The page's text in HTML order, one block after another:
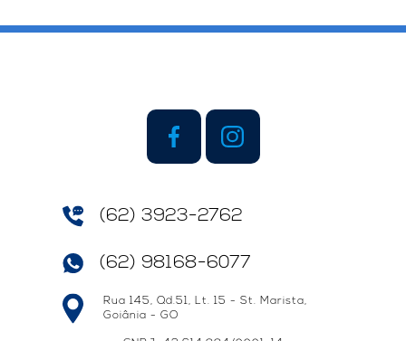
(62) 3923-2762
(62) 98168-6077
Rua 145, Qd.51, Lt. 15 - St. Marista,
Goiânia - GO